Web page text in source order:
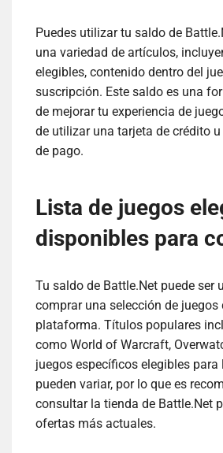
Puedes utilizar tu saldo de
una variedad de artículos,
elegibles, contenido dentro del
suscripción. Este saldo es una
de mejorar tu experiencia de
de utilizar una tarjeta de crédito
de pago.
Lista de juegos
disponibles para
Tu saldo de Battle.Net puede ser
comprar una selección de juegos
plataforma. Títulos populares
como World of Warcraft,
juegos específicos elegibles para
pueden variar, por lo que es
consultar la tienda de Battle.Net
ofertas más actuales.